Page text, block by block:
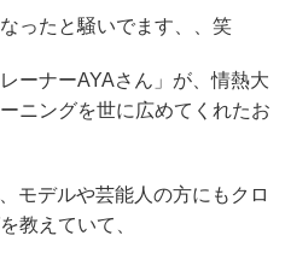
ったと騒いでます、、笑
ーナーAYAさん」が、情熱大
ニングを世に広めてくれたお
モデルや芸能人の方にもクロ
教えていて、